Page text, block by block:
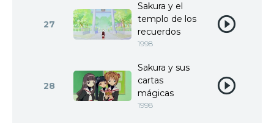
27
Sakura y el
templo de los
recuerdos
1998
28
Sakura y sus
cartas
mágicas
1998